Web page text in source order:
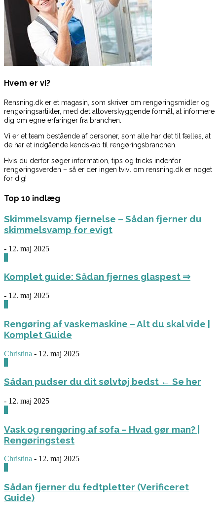
Hvem er vi?
Rensning.dk er et magasin, som skriver om rengøringsmidler og
rengøringsartikler, med det altoverskyggende formål, at informere
dig om egne erfaringer fra branchen.
Vi er et team bestående af personer, som alle har det til fælles, at
de har et indgående kendskab til rengøringsbranchen.
Hvis du derfor søger information, tips og tricks indenfor
rengøringsverden – så er der ingen tvivl om rensning.dk er noget
for dig!
Top 10 indlæg
Skimmelsvamp fjernelse – Sådan fjerner du
skimmelsvamp for evigt
- 12. maj 2025
Komplet guide: Sådan fjernes glaspest ⇒
- 12. maj 2025
Rengøring af vaskemaskine – Alt du skal vide |
Komplet Guide
Christina - 12. maj 2025
Sådan pudser du dit sølvtøj bedst ← Se her
- 12. maj 2025
Vask og rengøring af sofa – Hvad gør man? |
Rengøringstest
Christina - 12. maj 2025
Sådan fjerner du fedtpletter (Verificeret
Guide)